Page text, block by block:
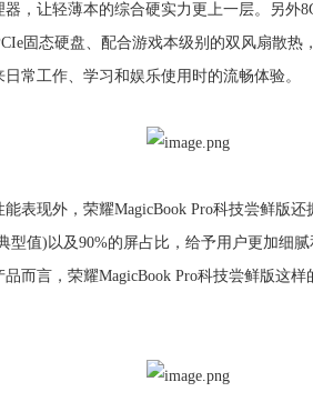
器，让轻薄本的综合硬实力更上一层。另外
固态硬盘、配合游戏本级别的双风扇散热
常工作、学习和娱乐使用时的流畅体验。
现外，荣耀MagicBook Pro科技尝鲜版还
型值)以及90%的屏占比，给予用户更加细
而言，荣耀MagicBook Pro科技尝鲜版这